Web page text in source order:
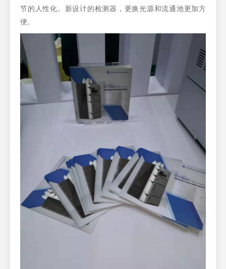
节的人性化。新设计的检测器，更换光源和流通池更加方
便。